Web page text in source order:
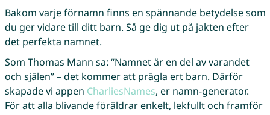
Bakom varje förnamn finns en spännande betydelse som
du ger vidare till ditt barn. Så ge dig ut på jakten efter
det perfekta namnet.
Som Thomas Mann sa: “Namnet är en del av varandet
och själen” – det kommer att prägla ert barn. Därför
skapade vi appen CharliesNames, er namn-generator.
För att alla blivande föräldrar enkelt, lekfullt och framför